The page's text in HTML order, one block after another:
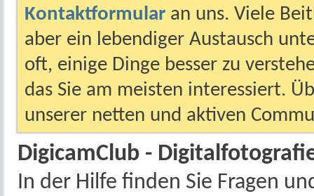
Kontaktformular an uns. Viele
aber ein lebendiger Austausch
oft, einige Dinge besser zu
das Sie am meisten interessiert.
unserer netten und aktiven
DigicamClub -
In der Hilfe finden Sie Fragen